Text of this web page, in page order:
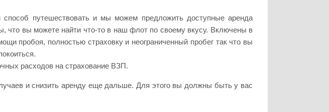
путешествовать и мы можем предложить доступные аренда
что вы можете найти что-то в наш флот по своему вкусу. Включены в
пробоя, полностью страховку и неограниченный пробег так что вы
расходов на страхование ВЗП.
и снизить аренду еще дальше. Для этого вы должны быть у вас